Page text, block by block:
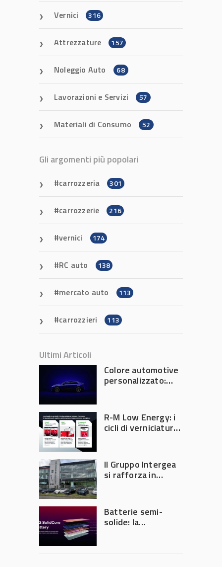
Vernici 316
Attrezzature 157
Noleggio Auto 68
Lavorazioni e Servizi 57
Materiali di Consumo 52
Gli argomenti più popolari
carrozzeria 301
carrozzerie 216
vernici 174
RC auto 138
mercato auto 113
carrozzieri 113
Ultimi Articoli
Colore automotive
personalizzato:
diventa ingegneria
di precisione
R-M Low Energy: i
cicli di verniciatura
tempi e costi in
carrozzeria
Il Gruppo Intergea
si rafforza in
Batterie semi-
solide: la
accelerare la